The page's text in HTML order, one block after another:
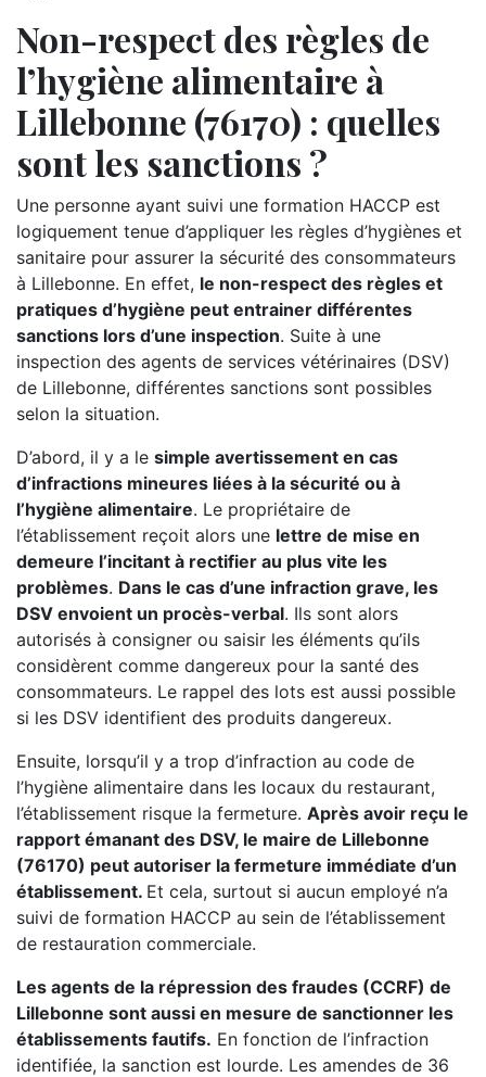
Non-respect des règles de
l’hygiène alimentaire à
Lillebonne (76170) : quelles
sont les sanctions ?
Une personne ayant suivi une formation HACCP est
logiquement tenue d’appliquer les règles d’hygiènes et
sanitaire pour assurer la sécurité des consommateurs
à Lillebonne. En effet, le non-respect des règles et
pratiques d’hygiène peut entrainer différentes
sanctions lors d’une inspection. Suite à une
inspection des agents de services vétérinaires (DSV)
de Lillebonne, différentes sanctions sont possibles
selon la situation.
D’abord, il y a le simple avertissement en cas
d’infractions mineures liées à la sécurité ou à
l’hygiène alimentaire. Le propriétaire de
l’établissement reçoit alors une lettre de mise en
demeure l’incitant à rectifier au plus vite les
problèmes. Dans le cas d’une infraction grave, les
DSV envoient un procès-verbal. Ils sont alors
autorisés à consigner ou saisir les éléments qu’ils
considèrent comme dangereux pour la santé des
consommateurs. Le rappel des lots est aussi possible
si les DSV identifient des produits dangereux.
Ensuite, lorsqu’il y a trop d’infraction au code de
l’hygiène alimentaire dans les locaux du restaurant,
l’établissement risque la fermeture. Après avoir reçu le
rapport émanant des DSV, le maire de Lillebonne
(76170) peut autoriser la fermeture immédiate d’un
établissement. Et cela, surtout si aucun employé n’a
suivi de formation HACCP au sein de l’établissement
de restauration commerciale.
Les agents de la répression des fraudes (CCRF) de
Lillebonne sont aussi en mesure de sanctionner les
établissements fautifs. En fonction de l’infraction
identifiée, la sanction est lourde. Les amendes de 36